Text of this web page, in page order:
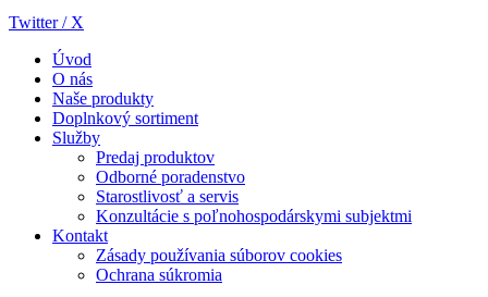
Twitter / X
Úvod
O nás
Naše produkty
Doplnkový sortiment
Služby
Predaj produktov
Odborné poradenstvo
Starostlivosť a servis
Konzultácie s poľnohospodárskymi subjektmi
Kontakt
Zásady používania súborov cookies
Ochrana súkromia